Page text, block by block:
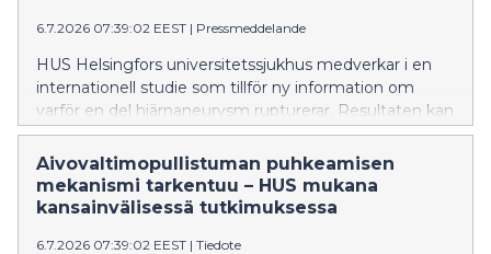
6.7.2026 07:39:02 EEST | Pressmeddelande
HUS Helsingfors universitetssjukhus medverkar i en
internationell studie som tillför ny information om
varför en del hjärnaneurysm rupturerar. Resultaten kan
i framtiden bidra till att bättre än i nuläget identifiera
aneurysmen med störst rupturrisk och stödja
utvecklingen av nya läkemedelsbehandlingar. Studien
har publicerats i den ansedda tidskriften Nature
Aivovaltimopullistuman puhkeamisen
mekanismi tarkentuu – HUS mukana
kansainvälisessä tutkimuksessa
6.7.2026 07:39:02 EEST | Tiedote